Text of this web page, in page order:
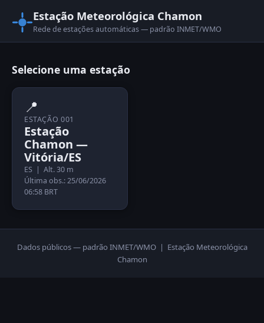
Estação Meteorológica Chamon
Rede de estações automáticas — padrão INMET/WMO
Selecione uma estação
📍
ESTAÇÃO 001
Estação
Chamon —
Vitória/ES
ES | Alt. 30 m
Última obs.: 25/06/2026
06:58 BRT
Dados públicos — padrão INMET/WMO | Estação Meteorológica
Chamon